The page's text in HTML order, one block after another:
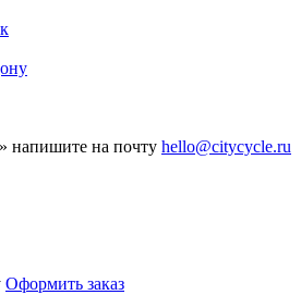
» напишите на почту hello@citycycle.ru
Оформить заказ